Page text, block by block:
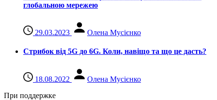
глобальною мережею
29.03.2023 Олена Мусієнко
Стрибок від 5G до 6G. Коли, навіщо та що це даcть?
18.08.2022
Олена Мусієнко
При поддержке